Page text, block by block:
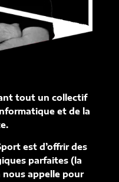
tout un collectif
et de la
est d’offrir des
parfaites (la
nous appelle pour